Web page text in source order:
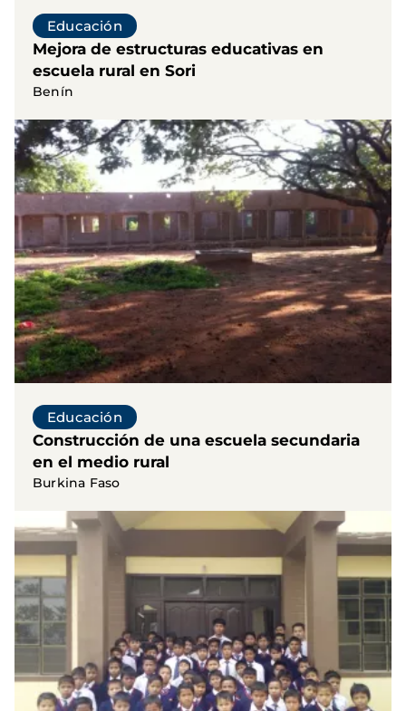
Educación
Mejora de estructuras educativas en
escuela rural en Sori
Benín
Educación
Construcción de una escuela secundaria
en el medio rural
Burkina Faso